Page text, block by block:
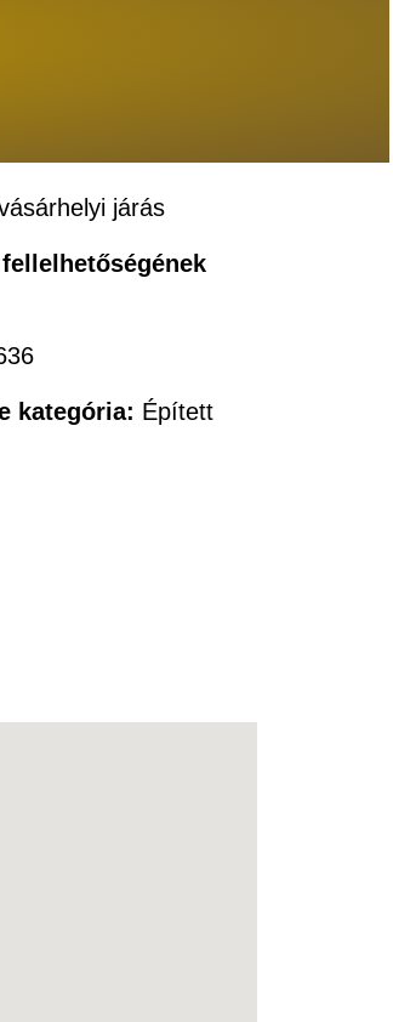
járás
kategória: Épített